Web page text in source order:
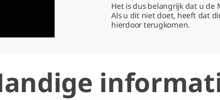
Het is dus belangrijk dat u de
Als u dit niet doet, heeft dat
hierdoor terugkomen.